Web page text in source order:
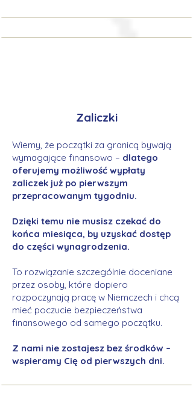
Zaliczki
Wiemy, że początki za granicą bywają
wymagające finansowo – dlatego
oferujemy możliwość wypłaty
zaliczek już po pierwszym
przepracowanym tygodniu.
Dzięki temu nie musisz czekać do
końca miesiąca, by uzyskać dostęp
do części wynagrodzenia.
To rozwiązanie szczególnie doceniane
przez osoby, które dopiero
rozpoczynają pracę w Niemczech i chcą
mieć poczucie bezpieczeństwa
finansowego od samego początku.
Z nami nie zostajesz bez środków –
wspieramy Cię od pierwszych dni.